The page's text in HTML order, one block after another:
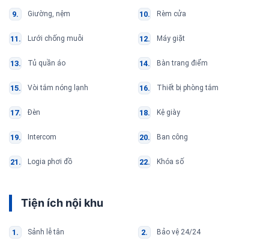
Giường, nệm Rèm cửa
Lưới chống muỗi Máy giặt
Tủ quần áo Bàn trang điểm
Vòi tắm nóng lạnh Thiết bị phòng tắm
Đèn Kệ giày
Intercom Ban công
Logia phơi đồ Khóa số
Tiện ích nội khu
Sảnh lễ tân Bảo vệ 24/24